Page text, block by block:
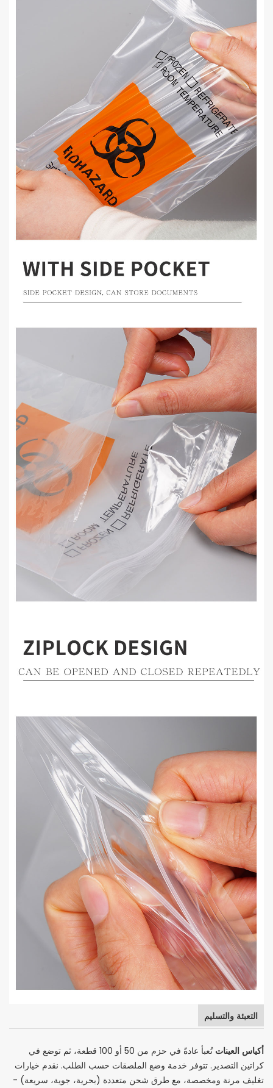
التعبئة والتسليم
أكياس العينات
تُعبأ عادةً في حزم من 50 أو 100 قطعة، ثم توضع في
كراتين التصدير. تتوفر خدمة وضع الملصقات حسب الطلب. نقدم خيارات
تغليف مرنة ومخصصة، مع طرق شحن متعددة (بحرية، جوية، سريعة) -